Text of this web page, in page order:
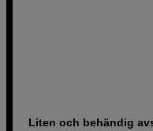
Liten och behändig